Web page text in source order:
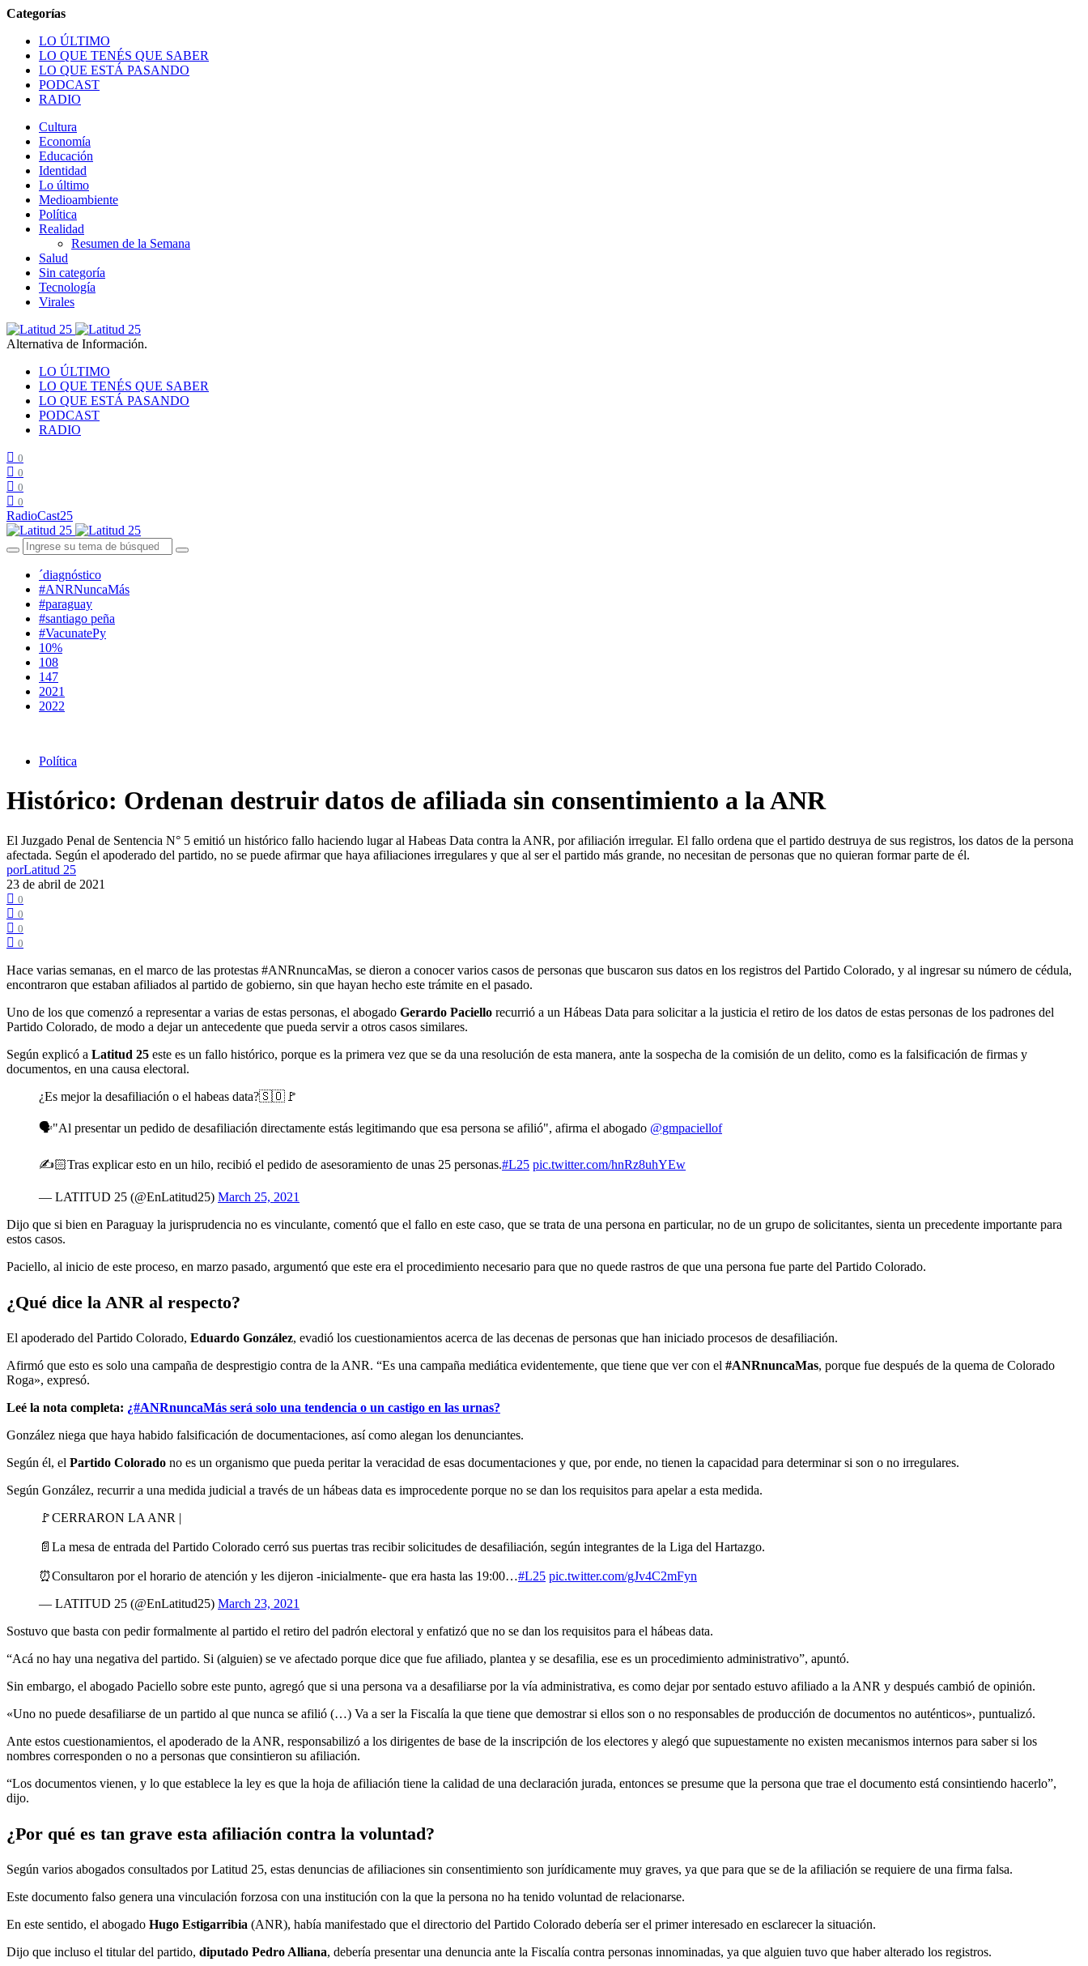
LO ÚLTIMO
LO QUE TENÉS QUE SABER
LO QUE ESTÁ PASANDO
PODCAST
RADIO
Cultura
Economía
Educación
Identidad
Lo último
Medioambiente
Política
Realidad
Resumen de la Semana
Salud
Sin categoría
Tecnología
Virales
Alternativa de Información.
LO ÚLTIMO
LO QUE TENÉS QUE SABER
LO QUE ESTÁ PASANDO
PODCAST
RADIO
0
0
0
0
RadioCast25
´diagnóstico
#ANRNuncaMás
#paraguay
#santiago peña
#VacunatePy
10%
108
147
2021
2022
Política
Histórico: Ordenan destruir datos de afiliada sin consentimiento a la ANR
El Juzgado Penal de Sentencia N° 5 emitió un histórico fallo haciendo lugar al Habeas Data contra la ANR, por afiliación irregular. El fallo ordena que el partido destruya de sus registros, los datos de la persona
afectada. Según el apoderado del partido, no se puede afirmar que haya afiliaciones irregulares y que al ser el partido más grande, no necesitan de personas que no quieran formar parte de él.
porLatitud 25
23 de abril de 2021
0
0
0
0
Hace varias semanas, en el marco de las protestas #ANRnuncaMas, se dieron a conocer varios casos de personas que buscaron sus datos en los registros del Partido Colorado, y al ingresar su número de cédula,
encontraron que estaban afiliados al partido de gobierno, sin que hayan hecho este trámite en el pasado.
Uno de los que comenzó a representar a varias de estas personas, el abogado Gerardo Paciello recurrió a un Hábeas Data para solicitar a la justicia el retiro de los datos de estas personas de los padrones del
Partido Colorado, de modo a dejar un antecedente que pueda servir a otros casos similares.
Según explicó a Latitud 25 este es un fallo histórico, porque es la primera vez que se da una resolución de esta manera, ante la sospecha de la comisión de un delito, como es la falsificación de firmas y
documentos, en una causa electoral.
¿Es mejor la desafiliación o el habeas data?🇸🇴🚩
🗣️"Al presentar un pedido de desafiliación directamente estás legitimando que esa persona se afilió", afirma el abogado @gmpaciellof
✍️🏻Tras explicar esto en un hilo, recibió el pedido de asesoramiento de unas 25 personas.#L25 pic.twitter.com/hnRz8uhYEw
— LATITUD 25 (@EnLatitud25) March 25, 2021
Dijo que si bien en Paraguay la jurisprudencia no es vinculante, comentó que el fallo en este caso, que se trata de una persona en particular, no de un grupo de solicitantes, sienta un precedente importante para
estos casos.
Paciello, al inicio de este proceso, en marzo pasado, argumentó que este era el procedimiento necesario para que no quede rastros de que una persona fue parte del Partido Colorado.
¿Qué dice la ANR al respecto?
El apoderado del Partido Colorado, Eduardo González, evadió los cuestionamientos acerca de las decenas de personas que han iniciado procesos de desafiliación.
Afirmó que esto es solo una campaña de desprestigio contra de la ANR. “Es una campaña mediática evidentemente, que tiene que ver con el #ANRnuncaMas, porque fue después de la quema de Colorado
Roga», expresó.
Leé la nota completa: ¿#ANRnuncaMás será solo una tendencia o un castigo en las urnas?
González niega que haya habido falsificación de documentaciones, así como alegan los denunciantes.
Según él, el Partido Colorado no es un organismo que pueda peritar la veracidad de esas documentaciones y que, por ende, no tienen la capacidad para determinar si son o no irregulares.
Según González, recurrir a una medida judicial a través de un hábeas data es improcedente porque no se dan los requisitos para apelar a esta medida.
🚩CERRARON LA ANR |
📄La mesa de entrada del Partido Colorado cerró sus puertas tras recibir solicitudes de desafiliación, según integrantes de la Liga del Hartazgo.
⏰Consultaron por el horario de atención y les dijeron -inicialmente- que era hasta las 19:00…#L25 pic.twitter.com/gJv4C2mFyn
— LATITUD 25 (@EnLatitud25) March 23, 2021
Sostuvo que basta con pedir formalmente al partido el retiro del padrón electoral y enfatizó que no se dan los requisitos para el hábeas data.
“Acá no hay una negativa del partido. Si (alguien) se ve afectado porque dice que fue afiliado, plantea y se desafilia, ese es un procedimiento administrativo”, apuntó.
Sin embargo, el abogado Paciello sobre este punto, agregó que si una persona va a desafiliarse por la vía administrativa, es como dejar por sentado estuvo afiliado a la ANR y después cambió de opinión.
«Uno no puede desafiliarse de un partido al que nunca se afilió (…) Va a ser la Fiscalía la que tiene que demostrar si ellos son o no responsables de producción de documentos no auténticos», puntualizó.
Ante estos cuestionamientos, el apoderado de la ANR, responsabilizó a los dirigentes de base de la inscripción de los electores y alegó que supuestamente no existen mecanismos internos para saber si los
nombres corresponden o no a personas que consintieron su afiliación.
“Los documentos vienen, y lo que establece la ley es que la hoja de afiliación tiene la calidad de una declaración jurada, entonces se presume que la persona que trae el documento está consintiendo hacerlo”,
dijo.
¿Por qué es tan grave esta afiliación contra la voluntad?
Según varios abogados consultados por Latitud 25, estas denuncias de afiliaciones sin consentimiento son jurídicamente muy graves, ya que para que se de la afiliación se requiere de una firma falsa.
Este documento falso genera una vinculación forzosa con una institución con la que la persona no ha tenido voluntad de relacionarse.
En este sentido, el abogado Hugo Estigarribia (ANR), había manifestado que el directorio del Partido Colorado debería ser el primer interesado en esclarecer la situación.
Dijo que incluso el titular del partido, diputado Pedro Alliana, debería presentar una denuncia ante la Fiscalía contra personas innominadas, ya que alguien tuvo que haber alterado los registros.